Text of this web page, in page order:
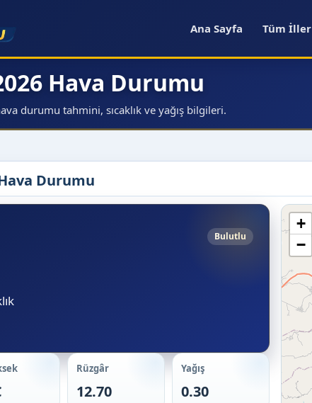
Ana Sayfa Tüm İller
Hava Durumu
durumu tahmini, sıcaklık ve yağış bilgileri.
Durumu
Bulutlu
Rüzgâr
12.70
Yağış
0.30
+
−